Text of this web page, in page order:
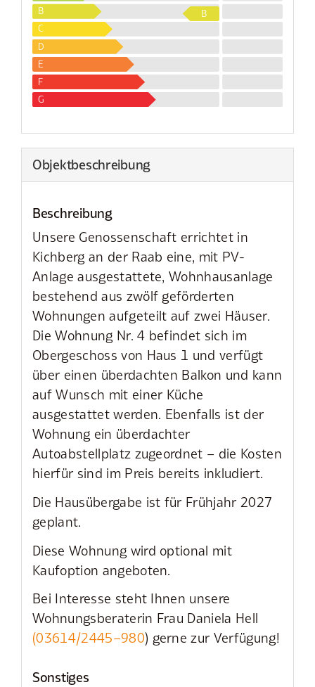
B
C
D
E
F
G
B
Objekt­beschreibung
Beschreibung
Unsere Genossenschaft errichtet in
Kichberg an der Raab eine, mit PV-
Anlage ausgestattete, Wohnhausanlage
bestehend aus zwölf geförderten
Wohnungen aufgeteilt auf zwei Häuser.
Die Wohnung Nr. 4 befindet sich im
Obergeschoss von Haus 1 und verfügt
über einen überdachten Balkon und kann
auf Wunsch mit einer Küche
ausgestattet werden. Ebenfalls ist der
Wohnung ein überdachter
Autoabstellplatz zugeordnet – die Kosten
hierfür sind im Preis bereits inkludiert.
Die Hausübergabe ist für Frühjahr 2027
geplant.
Diese Wohnung wird optional mit
Kaufoption angeboten.
Bei Interesse steht Ihnen unsere
Wohnungsberaterin Frau Daniela Hell
(03614/2445–980) gerne zur Verfügung!
Sonstiges